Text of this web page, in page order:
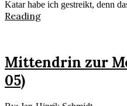
Katar habe ich gestreikt, denn
Reading
Mittendrin zur
05)